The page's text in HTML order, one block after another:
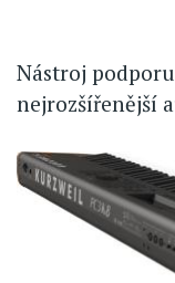
Nástroj
nejrozšířenější